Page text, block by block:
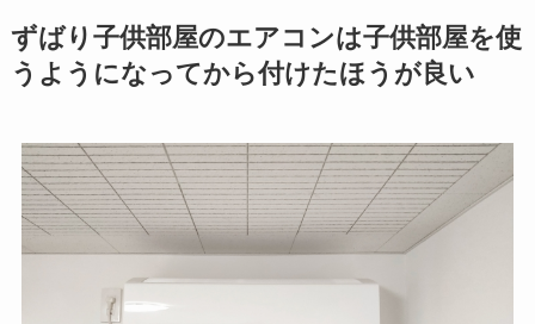
ずばり子供部屋のエアコンは子供部屋を使
うようになってから付けたほうが良い